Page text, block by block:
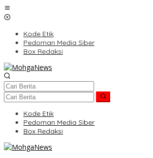
Lewati
ke
Kode Etik
Pedoman Media Siber
Box Redaksi
Kode Etik
Pedoman Media Siber
Box Redaksi